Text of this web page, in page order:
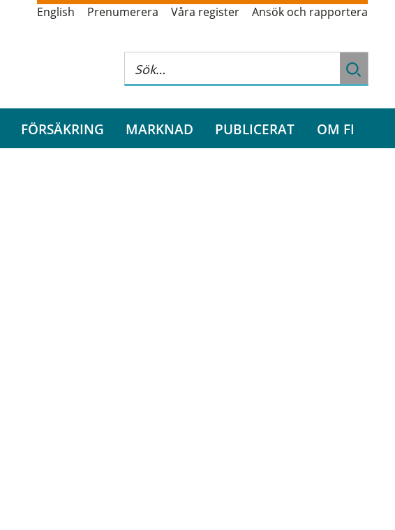
English Prenumerera Våra register Ansök och rapportera
FÖRSÄKRING MARKNAD PUBLICERAT OM FI